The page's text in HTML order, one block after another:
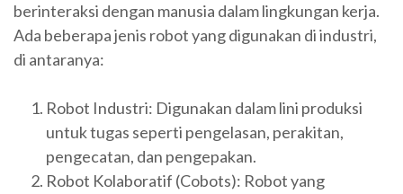
berinteraksi dengan manusia dalam lingkungan kerja.
Ada beberapa jenis robot yang digunakan di industri,
di antaranya:
Robot Industri: Digunakan dalam lini produksi
untuk tugas seperti pengelasan, perakitan,
pengecatan, dan pengepakan.
Robot Kolaboratif (Cobots): Robot yang